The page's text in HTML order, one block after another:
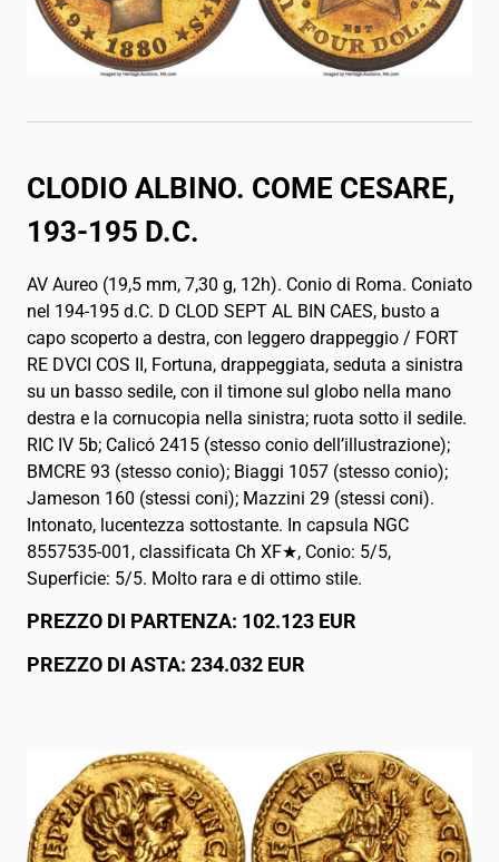
CLODIO ALBINO. COME CESARE,
193-195 D.C.
AV Aureo (19,5 mm, 7,30 g, 12h). Conio di Roma. Coniato
nel 194-195 d.C. D CLOD SEPT AL BIN CAES, busto a
capo scoperto a destra, con leggero drappeggio / FORT
RE DVCI COS II, Fortuna, drappeggiata, seduta a sinistra
su un basso sedile, con il timone sul globo nella mano
destra e la cornucopia nella sinistra; ruota sotto il sedile.
RIC IV 5b; Calicó 2415 (stesso conio dell’illustrazione);
BMCRE 93 (stesso conio); Biaggi 1057 (stesso conio);
Jameson 160 (stessi coni); Mazzini 29 (stessi coni).
Intonato, lucentezza sottostante. In capsula NGC
8557535-001, classificata Ch XF★, Conio: 5/5,
Superficie: 5/5. Molto rara e di ottimo stile.
PREZZO DI PARTENZA: 102.123 EUR
PREZZO DI ASTA: 234.032 EUR